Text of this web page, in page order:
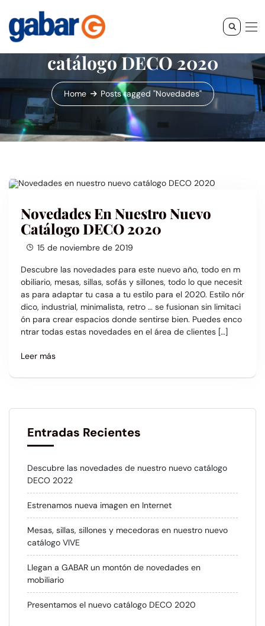
Novedades en nuestro nuevo
catálogo DECO 2020
Home Posts tagged "Novedades"
Novedades En Nuestro Nuevo
Catálogo DECO 2020
15 de noviembre de 2019
Descubre las novedades para este nuevo año, todo en m
obiliario, mesas, sillas, sofás y sillones, todo lo que necesit
as para adaptar tu casa a tu estilo para el 2020. Estilo nór
dico, industrial, minimalista, retro … se fusionan sin limitaci
ón para crear espacios donde sentirse bien. Puedes enco
ntrar todas estas novedades en el área de clientes […]
Leer más
Entradas Recientes
Descubre las novedades de nuestro nuevo catálogo
DECO 2022
Estrenamos nueva imagen en Internet
Mesas, sillas, sillones y mecedoras en nuestro nuevo
catálogo VIVE
Llegan a GABAR un montón de novedades en
mobiliario
Presentamos el nuevo catálogo DECO 2020